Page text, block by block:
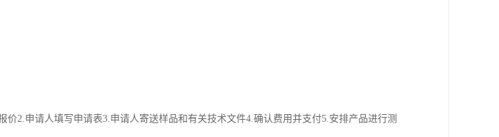
价2.申请人填写申请表3.申请人寄送样品和有关技术文件4.确认费用并支付5.安排产品进行测